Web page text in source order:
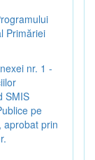
Primăriei
nr. 1 -
SMIS
pe
aprobat prin